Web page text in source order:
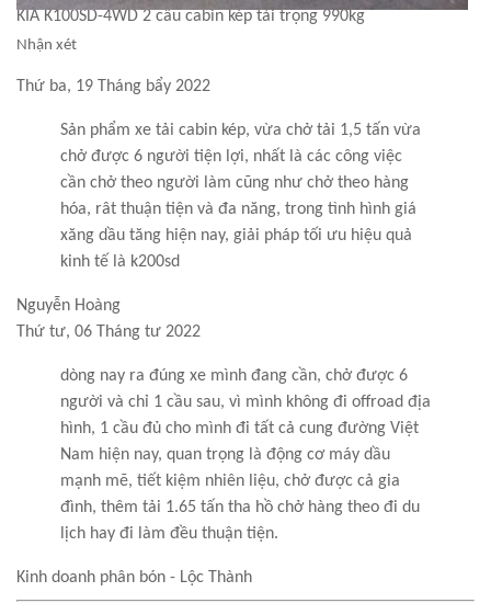
KIA K100SD-4WD 2 cầu cabin kép tải trọng 990kg
Nhận xét
Thứ ba, 19 Tháng bẩy 2022
Sản phẩm xe tải cabin kép, vừa chở tải 1,5 tấn vừa
chở được 6 người tiện lợi, nhất là các công việc
cần chở theo người làm cũng như chở theo hàng
hóa, rât thuận tiện và đa năng, trong tình hình giá
xăng dầu tăng hiện nay, giải pháp tối ưu hiệu quả
kinh tế là k200sd
Nguyễn Hoàng
Thứ tư, 06 Tháng tư 2022
dòng nay ra đúng xe mình đang cần, chở được 6
người và chỉ 1 cầu sau, vì mình không đi offroad địa
hình, 1 cầu đủ cho mình đi tất cả cung đường Việt
Nam hiện nay, quan trọng là động cơ máy dầu
mạnh mẽ, tiết kiệm nhiên liệu, chở được cả gia
đình, thêm tải 1.65 tấn tha hồ chở hàng theo đi du
lịch hay đi làm đều thuận tiện.
Kinh doanh phân bón - Lộc Thành